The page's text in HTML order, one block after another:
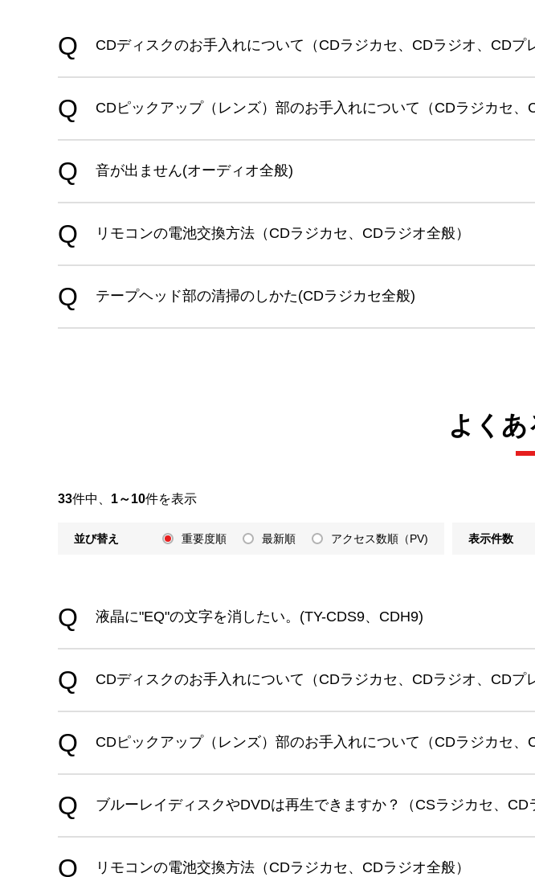
CDディスクのお手入れについて（CDラジカセ、CDラジオ、CDプ
CDピックアップ（レンズ）部のお手入れについて（CDラジカセ、
音が出ません(オーディオ全般)
リモコンの電池交換方法（CDラジカセ、CDラジオ全般）
テープヘッド部の清掃のしかた(CDラジカセ全般)
よくあ
33件中、 1～10件を表示
並び替え 重要度順 最新順 アクセス数順（PV) 表示件数
液晶に"EQ"の文字を消したい。(TY-CDS9、CDH9)
CDディスクのお手入れについて（CDラジカセ、CDラジオ、CDプ
CDピックアップ（レンズ）部のお手入れについて（CDラジカセ、
ブルーレイディスクやDVDは再生できますか？（CSラジカセ、CD
リモコンの電池交換方法（CDラジカセ、CDラジオ全般）